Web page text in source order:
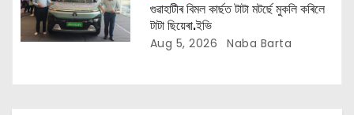
গুৱাহাটীৰ বিমল কাৰ্ছত টাটা মটৰ্ছে মুকলি কৰিলে
টাটা ছিয়েৰা.ইভি
Aug 5, 2026 Naba Barta